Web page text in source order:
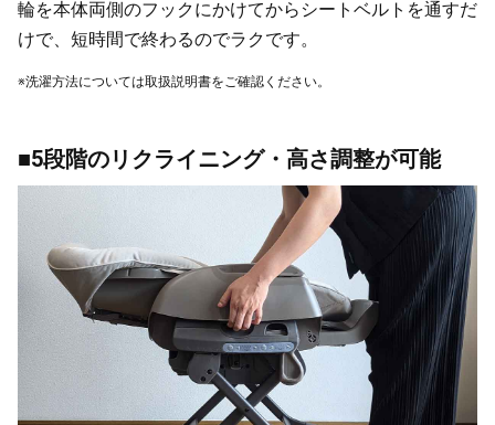
輪を本体両側のフックにかけてからシートベルトを通すだ
けで、短時間で終わるのでラクです。
※洗濯方法については取扱説明書をご確認ください。
■5段階のリクライニング・高さ調整が可能